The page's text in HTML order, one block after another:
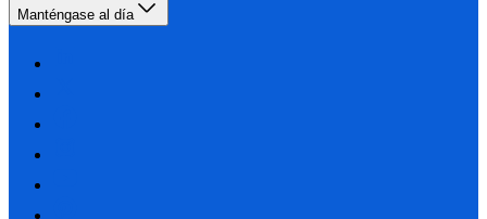
Manténgase al día